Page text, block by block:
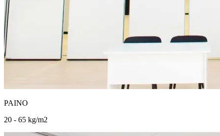
PAINO
20 - 65 kg/m2